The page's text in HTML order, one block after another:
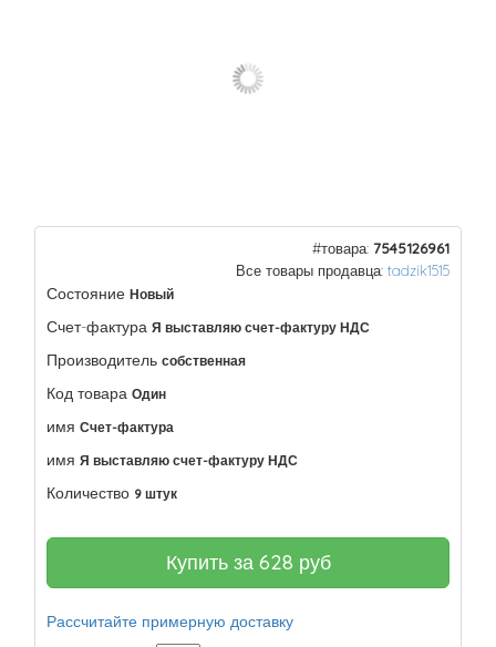
#товара: 7545126961
Все товары продавца: tadzik1515
Состояние Новый
Счет-фактура Я выставляю счет-фактуру НДС
Производитель собственная
Код товара Один
имя Счет-фактура
имя Я выставляю счет-фактуру НДС
Количество 9 штук
Купить за 628 руб
Рассчитайте примерную доставку